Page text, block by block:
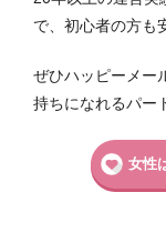
で、初心者の方も
ぜひハッピーメー
持ちになれるパー
女性